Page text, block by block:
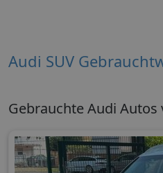
Audi SUV
Gebrauchte Audi Autos